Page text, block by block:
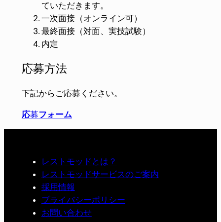
ていただきます。
一次面接（オンライン可）​
最終面接（対面、実技試験）​
内定​
応募方法
下記からご応募ください。
応募フォーム
レストモッドとは？
レストモッドサービスのご案内
採用情報
プライバシーポリシー
お問い合わせ